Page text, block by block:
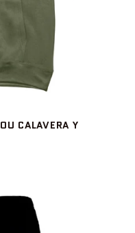
CALAVERA Y